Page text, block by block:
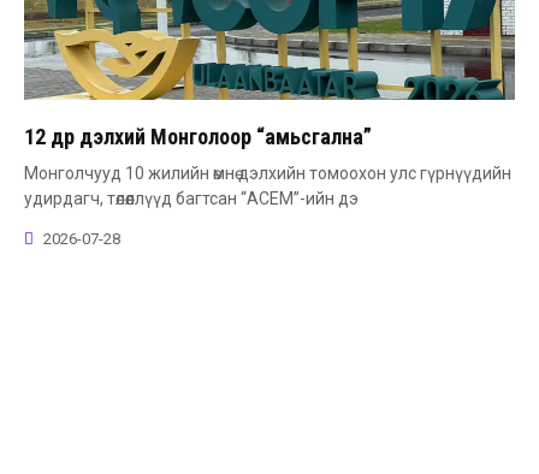
12 өдөр дэлхий Монголоор “амьсгална”
Монголчууд 10 жилийн өмнө дэлхийн томоохон улс гүрнүүдийн
удирдагч, төлөөллүүд багтсан “АСЕМ”-ийн дэ
2026-07-28